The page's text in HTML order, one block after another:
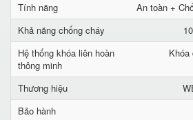
Tính năng
An toàn +
Khả năng chống cháy
Hệ thống khóa liên hoàn
thông minh
Thương hiệu
Bảo hành